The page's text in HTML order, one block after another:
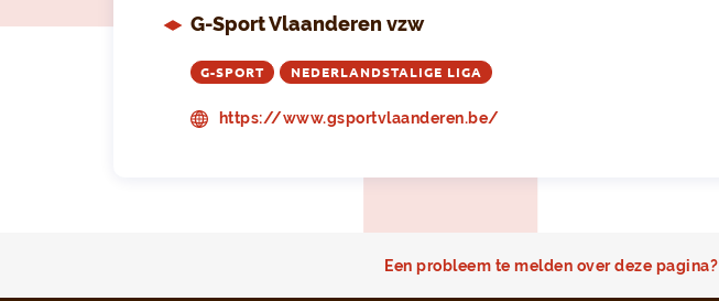
G-Sport Vlaanderen vzw
G-SPORT NEDERLANDSTALIGE LIGA
https://www.gsportvlaanderen.be/
Een probleem te melden over deze pagina?